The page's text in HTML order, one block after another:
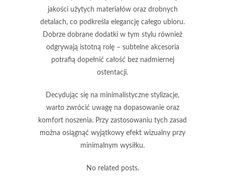
jakości użytych materiałów oraz drobnych
detalach, co podkreśla elegancję całego ubioru.
Dobrze dobrane dodatki w tym stylu również
odgrywają istotną rolę – subtelne akcesoria
potrafią dopełnić całość bez nadmiernej
ostentacji.
Decydując się na minimalistyczne stylizacje,
warto zwrócić uwagę na dopasowanieoraz
komfort noszenia. Przy zastosowaniu tych zasad
można osiągnąć wyjątkowy efekt wizualny przy
minimalnym wysiłku.
No related posts.